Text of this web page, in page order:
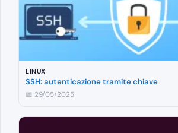
LINUX
SSH: autenticazione tramite chiave
📅 29/05/2025